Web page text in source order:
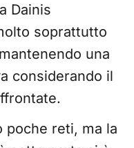
Dainis
soprattutto
una
considerando il
poche reti, ma la